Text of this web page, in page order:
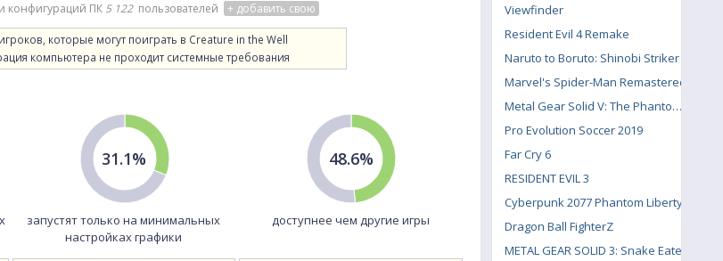
конфигураций ПК 5 122 пользователей + добавить свою
которые могут поиграть в Creature in the Well
компьютера не проходит системные требования
31.1%
запустят только на минимальных
настройках графики
48.6%
доступнее чем другие игры
Viewfinder
Resident Evil 4 Remake
Naruto to Boruto: Shinobi Striker
Marvel's Spider-Man Remastered
Metal Gear Solid V: The Phantom Pain
Pro Evolution Soccer 2019
Far Cry 6
RESIDENT EVIL 3
Cyberpunk 2077 Phantom Liberty
Dragon Ball FighterZ
METAL GEAR SOLID 3: Snake Eater